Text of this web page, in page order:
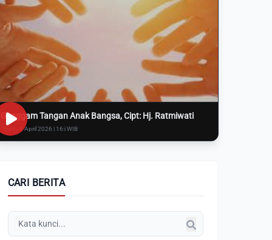
Genggam Tangan Anak Bangsa, Cipt: Hj. Ratmiwati
Rabu, 8 April 2026 | 16:i WIB
CARI BERITA